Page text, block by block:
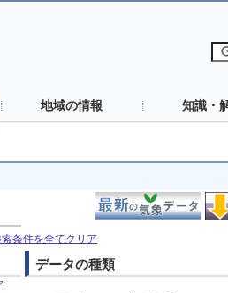
地域の情報 知識・
索条件を全てクリア
データの種類